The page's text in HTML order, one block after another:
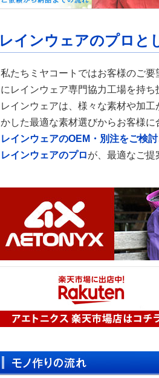
レインウェアのプロと
私たちミヤコートではお客様のご
にレインウェア専門協力工場を持
レインウェアは、様々な素材や加
かした最適な素材選びからお客様に
レインウェアのOEM・別注をご検討
レインウェアのプロが、最適なご提